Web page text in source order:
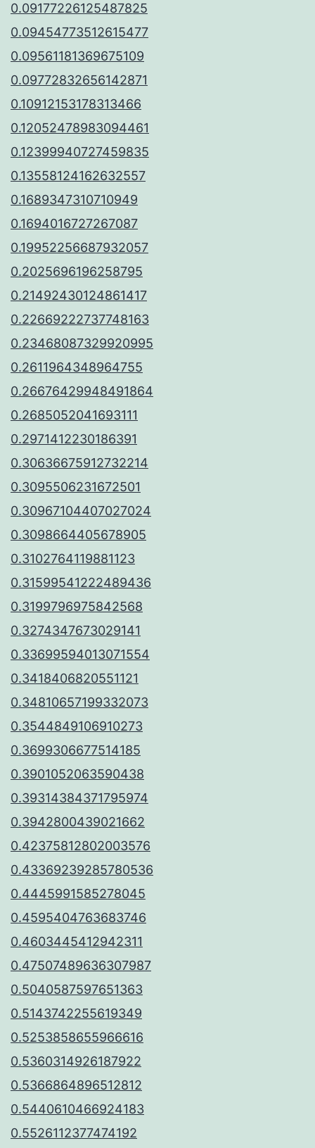
0.09177226125487825
0.09454773512615477
0.09561181369675109
0.09772832656142871
0.10912153178313466
0.12052478983094461
0.12399940727459835
0.13558124162632557
0.1689347310710949
0.1694016727267087
0.19952256687932057
0.2025696196258795
0.21492430124861417
0.22669222737748163
0.23468087329920995
0.2611964348964755
0.26676429948491864
0.2685052041693111
0.2971412230186391
0.30636675912732214
0.3095506231672501
0.30967104407027024
0.3098664405678905
0.3102764119881123
0.31599541222489436
0.3199796975842568
0.3274347673029141
0.33699594013071554
0.3418406820551121
0.34810657199332073
0.3544849106910273
0.3699306677514185
0.3901052063590438
0.39314384371795974
0.3942800439021662
0.42375812802003576
0.43369239285780536
0.4445991585278045
0.4595404763683746
0.4603445412942311
0.47507489636307987
0.5040587597651363
0.5143742255619349
0.5253858655966616
0.5360314926187922
0.5366864896512812
0.5440610466924183
0.5526112377474192